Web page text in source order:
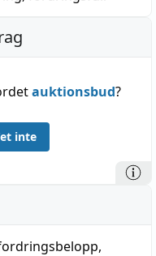
auktionsbud?
inte
,